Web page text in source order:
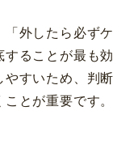
「外したら必ずケ
ることが最も効
やすいため、判断
とが重要です。